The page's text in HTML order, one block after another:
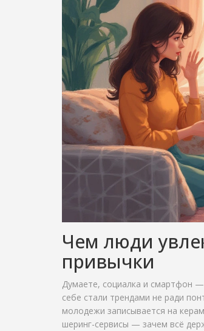
Чем люди
привычки
Думаете, социалка и смартфон
себе стали трендами не ради
молодежи записывается на
шеринг-сервисы — зачем всё